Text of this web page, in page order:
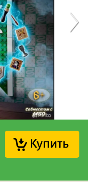
Купить